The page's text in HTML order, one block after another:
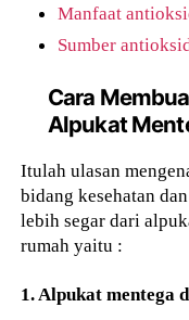
Manfaat
Sumber
Cara
Alpukat
Itulah ulasan
bidang kesehatan
lebih segar dari
rumah yaitu :
1. Alpukat mentega